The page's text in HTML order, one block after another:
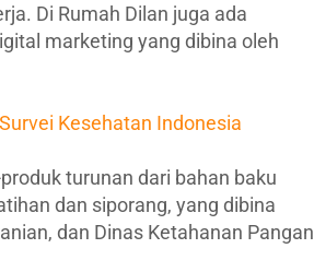
Di Rumah Dilan juga ada
marketing yang dibina oleh
Kesehatan Indonesia
turunan dari bahan baku
dan siporang, yang dibina
dan Dinas Ketahanan Pangan